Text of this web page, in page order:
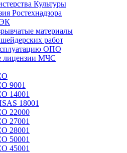
Культуры
Ростехнадзора
материалы
работ
ОПО
лицензии МЧС
9001
14001
18001
22000
27001
28001
50001
45001